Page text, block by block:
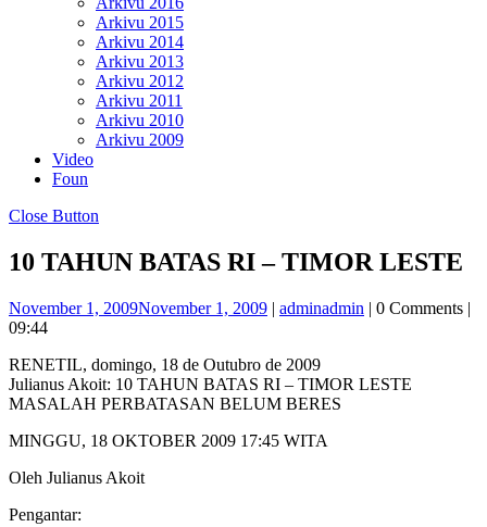
Arkivu 2015
Arkivu 2014
Arkivu 2013
Arkivu 2012
Arkivu 2011
Arkivu 2010
Arkivu 2009
Video
Foun
Close Button
10 TAHUN BATAS RI – TIMOR LESTE
November 1, 2009November 1, 2009 | adminadmin | 0 Comments |
09:44
RENETIL, domingo, 18 de Outubro de 2009
Julianus Akoit: 10 TAHUN BATAS RI – TIMOR LESTE
MASALAH PERBATASAN BELUM BERES
MINGGU, 18 OKTOBER 2009 17:45 WITA
Oleh Julianus Akoit
Pengantar: